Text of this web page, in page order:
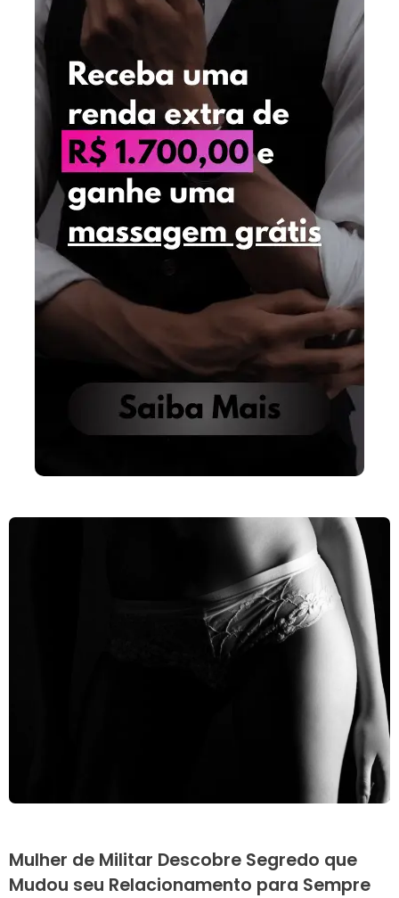
Mulher de Militar Descobre Segredo que
Mudou seu Relacionamento para Sempre